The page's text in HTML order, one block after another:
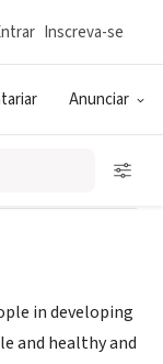
Anunciar
Inscreva-se
of
in developing
and healthy and